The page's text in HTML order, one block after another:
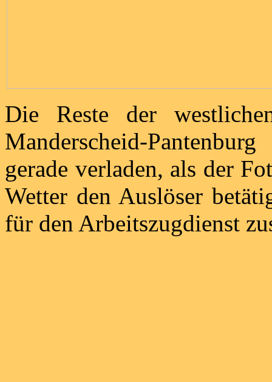
Die Reste der
Manderscheid-
gerade verladen, als der
Wetter den Auslöser
für den Arbeitszugdienst